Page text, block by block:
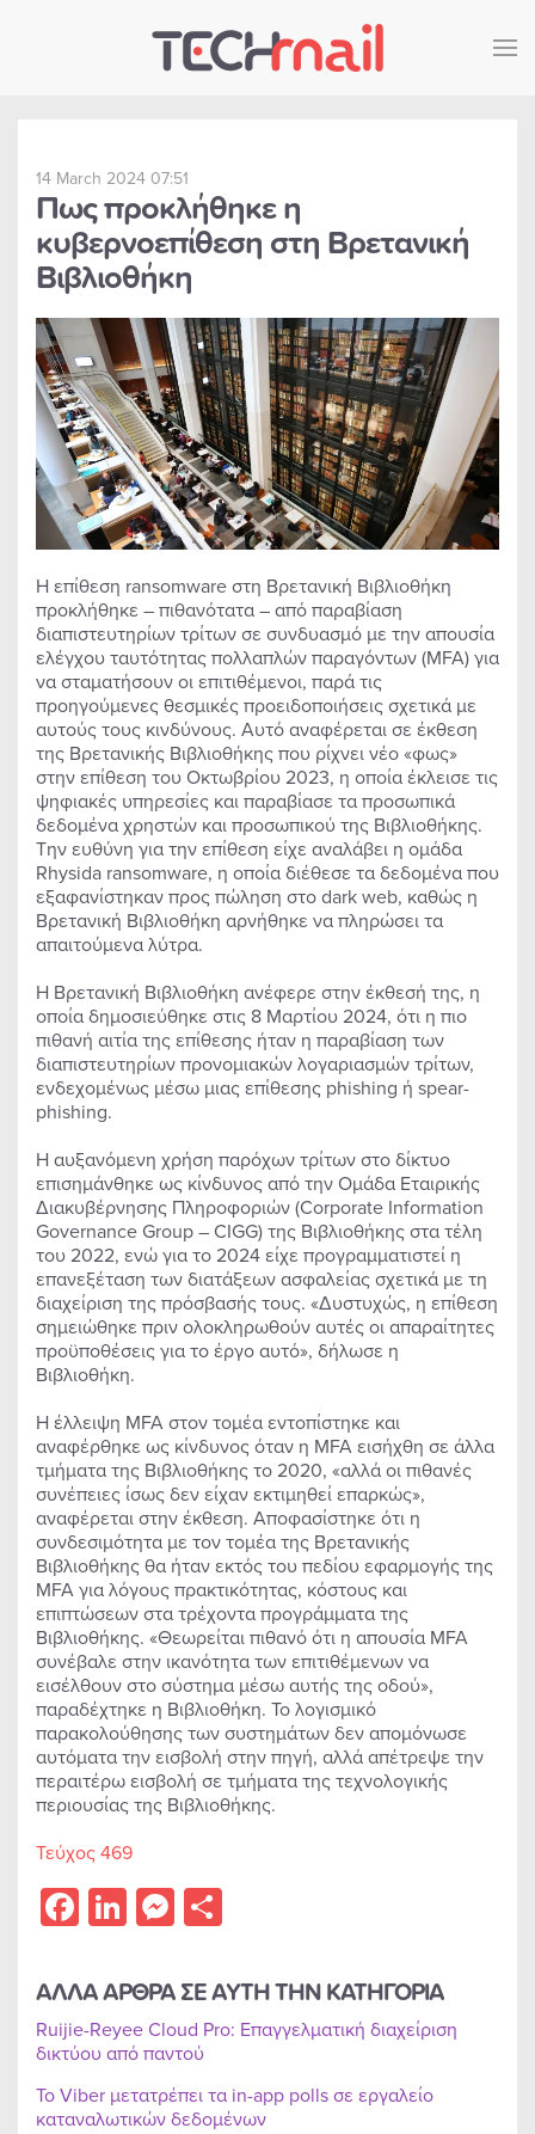
Skip to main content
14 March 2024 07:51
Πως προκλήθηκε η
κυβερνοεπίθεση στη Βρετανική
Βιβλιοθήκη
Η επίθεση ransomware στη Βρετανική Βιβλιοθήκη
προκλήθηκε – πιθανότατα – από παραβίαση
διαπιστευτηρίων τρίτων σε συνδυασμό με την απουσία
ελέγχου ταυτότητας πολλαπλών παραγόντων (MFA) για
να σταματήσουν οι επιτιθέμενοι, παρά τις
προηγούμενες θεσμικές προειδοποιήσεις σχετικά με
αυτούς τους κινδύνους. Αυτό αναφέρεται σε έκθεση
της Βρετανικής Βιβλιοθήκης που ρίχνει νέο «φως»
στην επίθεση του Οκτωβρίου 2023, η οποία έκλεισε τις
ψηφιακές υπηρεσίες και παραβίασε τα προσωπικά
δεδομένα χρηστών και προσωπικού της Βιβλιοθήκης.
Την ευθύνη για την επίθεση είχε αναλάβει η ομάδα
Rhysida ransomware, η οποία διέθεσε τα δεδομένα που
εξαφανίστηκαν προς πώληση στο dark web, καθώς η
Βρετανική Βιβλιοθήκη αρνήθηκε να πληρώσει τα
απαιτούμενα λύτρα.
Η Βρετανική Βιβλιοθήκη ανέφερε στην έκθεσή της, η
οποία δημοσιεύθηκε στις 8 Μαρτίου 2024, ότι η πιο
πιθανή αιτία της επίθεσης ήταν η παραβίαση των
διαπιστευτηρίων προνομιακών λογαριασμών τρίτων,
ενδεχομένως μέσω μιας επίθεσης phishing ή spear-
phishing.
Η αυξανόμενη χρήση παρόχων τρίτων στο δίκτυο
επισημάνθηκε ως κίνδυνος από την Ομάδα Εταιρικής
Διακυβέρνησης Πληροφοριών (Corporate Information
Governance Group – CIGG) της Βιβλιοθήκης στα τέλη
του 2022, ενώ για το 2024 είχε προγραμματιστεί η
επανεξέταση των διατάξεων ασφαλείας σχετικά με τη
διαχείριση της πρόσβασής τους. «Δυστυχώς, η επίθεση
σημειώθηκε πριν ολοκληρωθούν αυτές οι απαραίτητες
προϋποθέσεις για το έργο αυτό», δήλωσε η
Βιβλιοθήκη.
Η έλλειψη MFA στον τομέα εντοπίστηκε και
αναφέρθηκε ως κίνδυνος όταν η MFA εισήχθη σε άλλα
τμήματα της Βιβλιοθήκης το 2020, «αλλά οι πιθανές
συνέπειες ίσως δεν είχαν εκτιμηθεί επαρκώς»,
αναφέρεται στην έκθεση. Αποφασίστηκε ότι η
συνδεσιμότητα με τον τομέα της Βρετανικής
Βιβλιοθήκης θα ήταν εκτός του πεδίου εφαρμογής της
MFA για λόγους πρακτικότητας, κόστους και
επιπτώσεων στα τρέχοντα προγράμματα της
Βιβλιοθήκης. «Θεωρείται πιθανό ότι η απουσία MFA
συνέβαλε στην ικανότητα των επιτιθέμενων να
εισέλθουν στο σύστημα μέσω αυτής της οδού»,
παραδέχτηκε η Βιβλιοθήκη. Το λογισμικό
παρακολούθησης των συστημάτων δεν απομόνωσε
αυτόματα την εισβολή στην πηγή, αλλά απέτρεψε την
περαιτέρω εισβολή σε τμήματα της τεχνολογικής
περιουσίας της Βιβλιοθήκης.
Τεύχος 469
Facebook
LinkedIn
Messenger
ΑΛΛΑ ΑΡΘΡΑ ΣΕ ΑΥΤΗ ΤΗΝ ΚΑΤΗΓΟΡΙΑ
Ruijie-Reyee Cloud Pro: Επαγγελματική διαχείριση
δικτύου από παντού
Το Viber μετατρέπει τα in-app polls σε εργαλείο
καταναλωτικών δεδομένων